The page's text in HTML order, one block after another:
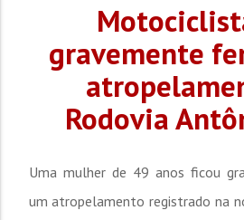
gravemente
Rodovia
Uma mulher de 49 anos ficou
um atropelamento registrado na